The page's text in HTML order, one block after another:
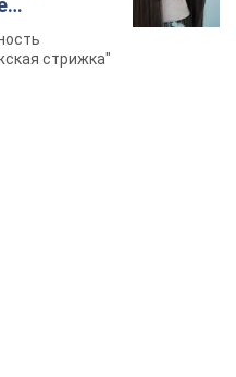
скандал.
стрижка"